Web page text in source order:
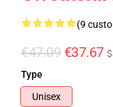
(9
€47.09 €37.67
Type
Unisex